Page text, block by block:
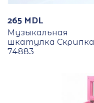
265 MDL
Музыкальная
шкатулка Скрипка
74883